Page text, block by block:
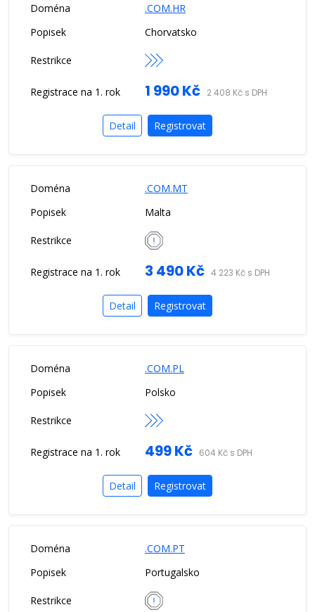
.COM.HR
Chorvatsko
1 990 Kč 2 408 Kč s DPH
Detail Registrovat
.COM.MT
Malta
3 490 Kč 4 223 Kč s DPH
Detail Registrovat
.COM.PL
Polsko
499 Kč 604 Kč s DPH
Detail Registrovat
.COM.PT
Portugalsko